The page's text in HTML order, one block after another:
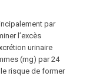
par
l’excès
urinaire
(mg) par 24
risque de former